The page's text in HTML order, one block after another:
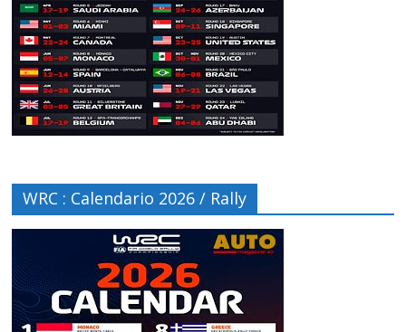
WRC : Calendario 2026 / Rally